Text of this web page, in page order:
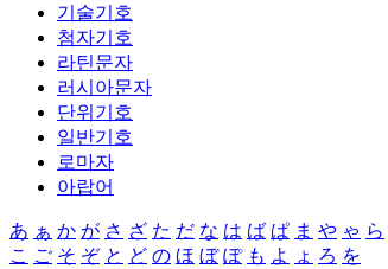
기술기호
첨자기호
라틴문자
러시아문자
단위기호
일반기호
로마자
아랍어
あ ぁ か が さ ざ た だ な は ば ぱ ま や ゃ ら
こ ご そ ぞ と ど の ほ ぼ ぽ も よ ょ ろ を